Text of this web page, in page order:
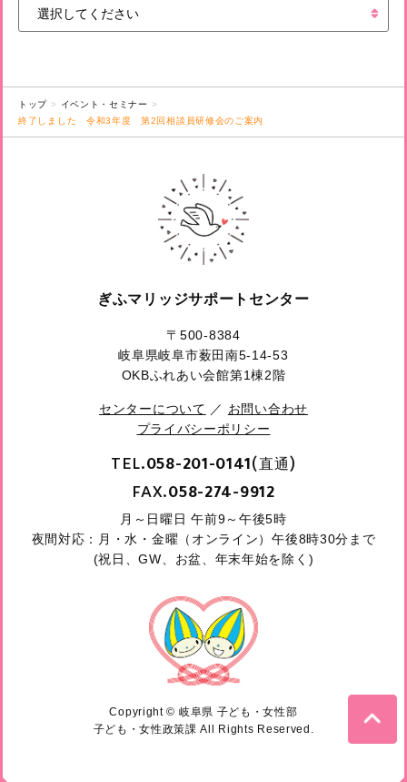
トップ
イベント・セミナー
終了しました 令和3年度 第2回相談員研修会のご案内
ぎふマリッジサポートセンター
〒500-8384
岐阜県岐阜市薮田南5-14-53
OKBふれあい会館第1棟2階
センターについて ／ お問い合わせ
プライバシーポリシー
TEL.058-201-0141(直通)
FAX.058-274-9912
月～日曜日 午前9～午後5時
夜間対応：月・水・金曜（オンライン）午後8時30分まで
(祝日、GW、お盆、年末年始を除く)
Copyright © 岐阜県 子ども・女性部
子ども・女性政策課 All Rights Reserved.